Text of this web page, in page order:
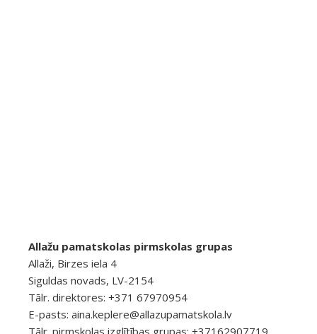
Allažu pamatskolas pirmskolas grupas
Allaži, Birzes iela 4
Siguldas novads, LV-2154
Tālr. direktores: +371 67970954
E-pasts: aina.keplere@allazupamatskola.lv
Tālr. pirmskolas izglītības grupas: +37162907719